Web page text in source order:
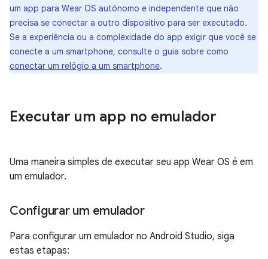
um app para Wear OS autônomo e independente que não
precisa se conectar a outro dispositivo para ser executado.
Se a experiência ou a complexidade do app exigir que você se
conecte a um smartphone, consulte o guia sobre como
conectar um relógio a um smartphone.
Executar um app no emulador
Uma maneira simples de executar seu app Wear OS é em
um emulador.
Configurar um emulador
Para configurar um emulador no Android Studio, siga
estas etapas: